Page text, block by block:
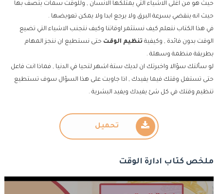
حيث هو من اغلى الاشياء التي يمتلكها الانسان , وللوقت سمات يتصف بها
حيث انه ينقضي بسرعة البرق ولا يرجع ابدا ولا يمكن تعويضها .
في هذا الكتاب نتعلم كيف نستثمر اوقاتنا وكيف نتجنب الاشياء التي تضيع
الوقت بدون فائدة , وكيفيةتنظيم الوقت حتى نستطيع ان ننجز المهام
بطريقة منظمة وسهلة .
لو سألتك سؤالا واخبرتك ان لديك ستة اشهر لتحيا في الدنيا , فماذا انت فاعل
حتى تستغل وقتك فيما يفيدك , اذا جاوبت على هذا السؤال سوف تستطيع
تنظيم وقتك في كل شئ يفيدك ويفيد البشرية .
تحميل
ملخص كتاب ادارة الوقت